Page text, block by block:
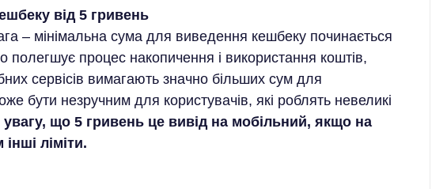
від 5 гривень
– мінімальна сума для виведення кешбеку починається
полегшує процес накопичення і використання коштів,
сервісів вимагають значно більших сум для
бути незручним для користувачів, які роблять невеликі
увагу, що 5 гривень це вивід на мобільний, якщо на
ліміти.